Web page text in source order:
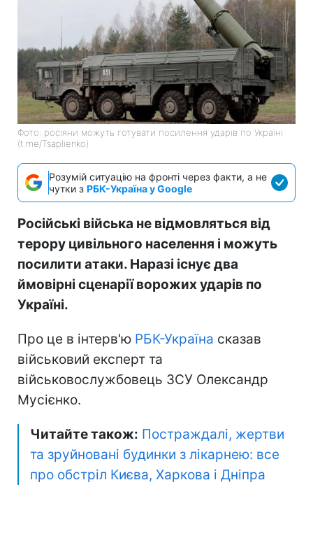
Фото: росіяни можуть готувати посилення ударів по Україні
(t.me/Tsaplienko)
Розумій ситуацію на фронті через факти, а не
чутки з РБК-Україна у Google
Російські війська не відмовляться від
терору цивільного населення і можуть
посилити атаки. Наразі існує два
ймовірні сценарії ворожих ударів по
Україні.
Про це в інтерв'ю РБК-Україна сказав
військовий експерт та
військовослужбовець ЗСУ Олександр
Мусієнко.
Читайте також: Постраждалі, жертви
та зруйновані будинки з лікарнею: все
про обстріл Києва, Харкова і Дніпра